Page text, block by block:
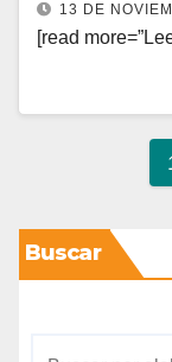
13 DE
[read
Buscar